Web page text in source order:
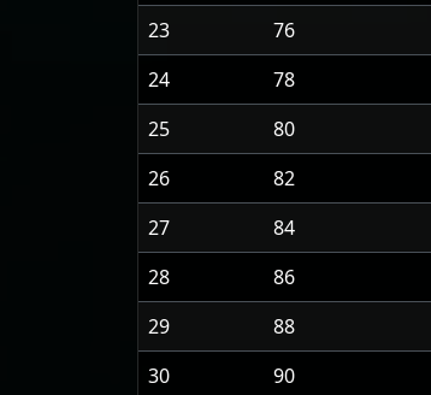
23
76
24
78
25
80
26
82
27
84
28
86
29
88
30
90